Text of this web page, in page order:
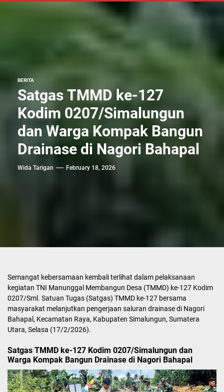
BERITA
Satgas TMMD ke-127
Kodim 0207/Simalungun
dan Warga Kompak Bangun
Drainase di Nagori Bahapal
Wida Tarigan February 18, 2026
Semangat kebersamaan kembali terlihat dalam pelaksanaan
kegiatan TNI Manunggal Membangun Desa (TMMD) ke-127 Kodim
0207/Sml. Satuan Tugas (Satgas) TMMD ke-127 bersama
masyarakat melanjutkan pengerjaan saluran drainase di Nagori
Bahapal, Kecamatan Raya, Kabupaten Simalungun, Sumatera
Utara, Selasa (17/2/2026).
Satgas TMMD ke-127 Kodim 0207/Simalungun dan
Warga Kompak Bangun Drainase di Nagori Bahapal